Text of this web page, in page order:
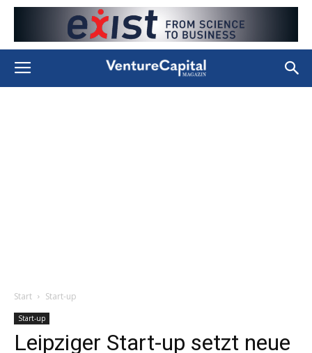
Start Start-up
Start-up
Leipziger Start-up setzt neue